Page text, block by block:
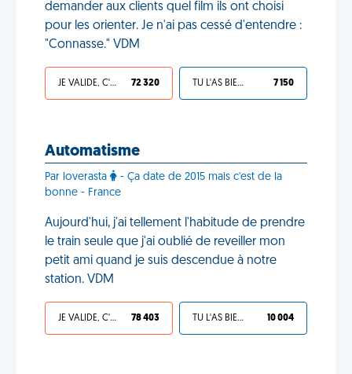
demander aux clients quel film ils ont choisi
pour les orienter. Je n'ai pas cessé d'entendre :
"Connasse." VDM
JE VALIDE, C'EST UNE VDM 72 320 TU L'AS BIEN MÉRITÉ 7 150
Automatisme
Par loverasta
- Ça date de 2015 mais c'est de la
bonne - France
Aujourd'hui, j'ai tellement l'habitude de prendre
le train seule que j'ai oublié de reveiller mon
petit ami quand je suis descendue à notre
station. VDM
JE VALIDE, C'EST UNE VDM 78 403 TU L'AS BIEN MÉRITÉ 10 004